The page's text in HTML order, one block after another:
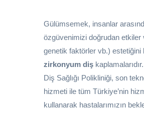
Gülümsemek, insanlar
özgüvenimizi doğrudan etkiler
genetik faktörler vb.)
zirkonyum diş
Diş Sağlığı Polikliniği, son
hizmeti ile tüm Türkiye’nin
kullanarak hastalarımızın